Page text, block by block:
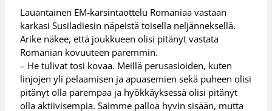
Lauantainen EM-karsintaottelu Romaniaa vastaan
karkasi Susiladiesin näpeistä toisella neljänneksellä.
Arike näkee, että joukkueen olisi pitänyt vastata
Romanian kovuuteen paremmin.
– He tulivat tosi kovaa. Meillä perusasioiden, kuten
linjojen yli pelaamisen ja apuasemien sekä puheen olisi
pitänyt olla parempaa ja hyökkäyksessä olisi pitänyt
olla aktiivisempia. Saimme palloa hyvin sisään, mutta